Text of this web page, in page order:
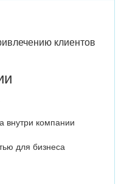
клиентов
внутри компании
для бизнеса